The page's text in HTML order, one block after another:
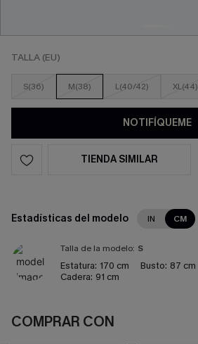
TALLA (EU)
S(36) M(38) L(40/42) XL(44)
NOTIFÍQUEME
TIENDA SIMILAR
Estadísticas del modelo IN CM
Talla de la modelo: S
Estatura: 170 cm Busto: 87 cm
Cadera: 91 cm
COMPRAR CON